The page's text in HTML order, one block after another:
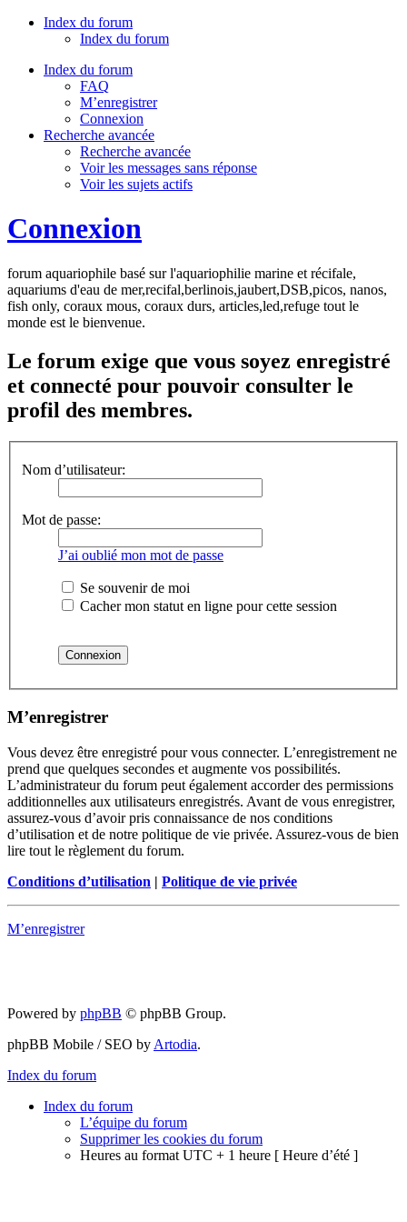
Index du forum
Index du forum
Index du forum
FAQ
M’enregistrer
Connexion
Recherche avancée
Recherche avancée
Voir les messages sans réponse
Voir les sujets actifs
Connexion
forum aquariophile basé sur l'aquariophilie marine et récifale,
aquariums d'eau de mer,recifal,berlinois,jaubert,DSB,picos, nanos,
fish only, coraux mous, coraux durs, articles,led,refuge tout le
monde est le bienvenue.
Le forum exige que vous soyez enregistré
et connecté pour pouvoir consulter le
profil des membres.
Nom d’utilisateur:
Mot de passe:
J’ai oublié mon mot de passe
Se souvenir de moi
Cacher mon statut en ligne pour cette session
M’enregistrer
Vous devez être enregistré pour vous connecter. L’enregistrement ne
prend que quelques secondes et augmente vos possibilités.
L’administrateur du forum peut également accorder des permissions
additionnelles aux utilisateurs enregistrés. Avant de vous enregistrer,
assurez-vous d’avoir pris connaissance de nos conditions
d’utilisation et de notre politique de vie privée. Assurez-vous de bien
lire tout le règlement du forum.
Conditions d’utilisation | Politique de vie privée
M’enregistrer
Powered by phpBB © phpBB Group.
phpBB Mobile / SEO by Artodia.
Index du forum
Index du forum
L’équipe du forum
Supprimer les cookies du forum
Heures au format UTC + 1 heure [ Heure d’été ]